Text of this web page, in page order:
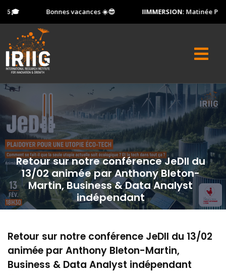
🎓 Bonnes vacances ☀️😎 IIMMERSION:Matinée
Retour sur notre conférence JeDII du
13/02 animée par Anthony Bleton-
Martin, Business & Data Analyst
indépendant
Retour sur notre conférence JeDII du 13/02
animée par Anthony Bleton-Martin,
Business & Data Analyst indépendant